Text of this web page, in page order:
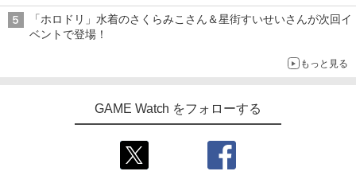
シリーズ累計100タイトルへ
「ホロドリ」水着のさくらみこさん＆星街すいせいさんが次回イ
ベントで登場！
もっと見る
GAME Watch をフォローする